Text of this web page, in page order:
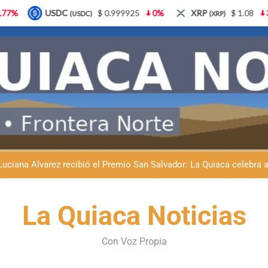
Natación inclusiva en La Quiaca: Celia Zenteno destacó el
La Quiaca defendió la soberanía nacional: el municipio
Álvarez recibió el Premio San Salvador: La Quiaca celebra
Día del Niño en La Quiaca: el municipio prepara una gran
La Quiaca defendió la soberanía nacional: el municipio
Luciana Álvarez recibió el Premio San Salvador: La Quiaca celebra
La Quiaca Noticias
Con Voz Propia
0% XRP(XRP) $ 1.08 3.87% Solana(SOL) $